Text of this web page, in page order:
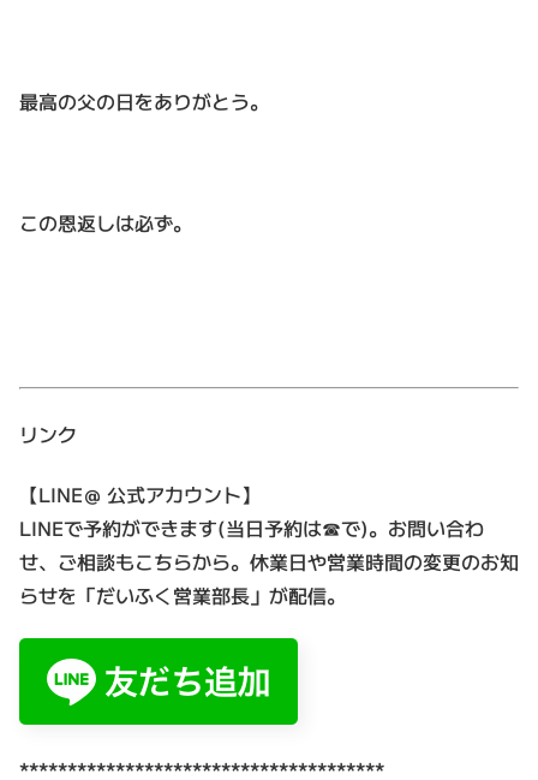
最高の父の日をありがとう。
この恩返しは必ず。
リンク
【LINE＠ 公式アカウント】
LINEで予約ができます(当日予約は☎で)。お問い合わ
せ、ご相談もこちらから。休業日や営業時間の変更のお知
らせを「だいふく営業部長」が配信。
**************************************